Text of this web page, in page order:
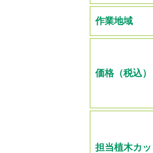
作業地域
価格（税込）
担当植木カッ